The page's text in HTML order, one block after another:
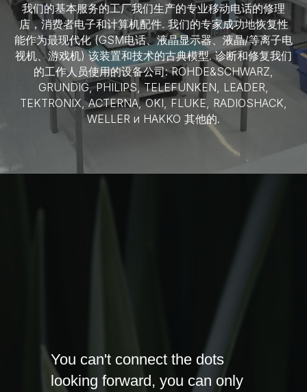
我们的基本服务的工厂我们生产的专业移动电话的修理
店，消费者电子和计算机配件. 我们的专家成功地恢复性
能作为最现代化 (GSM电话、液晶显示器、液晶/等离子电
视机、游戏机) 该装置和技术的古典模型. 诊断和修复我们
的工作人员使用的设备公司: ROHDE&SCHWARZ,
GRUNDIG, PHILIPS, TELEFUNKEN, LEADER,
TEKTRONIX, ACTERNA, OKI, FLUKE, RADIOSHACK,
WELLER и HAKKO 其他的.
You can't connect the dots
looking forward, you can only